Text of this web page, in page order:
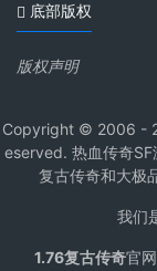
底部版权
版权声明
Copyright © 2006 -
eserved. 热血传奇SF
复古传奇和大极
我们
1.76复古传奇官